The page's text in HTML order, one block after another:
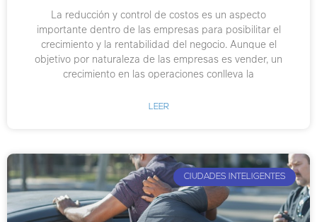
La reducción y control de costos es un aspecto
importante dentro de las empresas para posibilitar el
crecimiento y la rentabilidad del negocio. Aunque el
objetivo por naturaleza de las empresas es vender, un
crecimiento en las operaciones conlleva la
LEER
CIUDADES INTELIGENTES